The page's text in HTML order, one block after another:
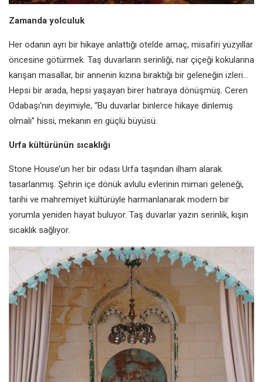
Zamanda yolculuk
Her odanın ayrı bir hikaye anlattığı otelde amaç, misafiri yüzyıllar
öncesine götürmek. Taş duvarların serinliği, nar çiçeği kokularına
karışan masallar, bir annenin kızına bıraktığı bir geleneğin izleri…
Hepsi bir arada, hepsi yaşayan birer hatıraya dönüşmüş. Ceren
Odabaşı'nın deyimiyle, “Bu duvarlar binlerce hikaye dinlemiş
olmalı” hissi, mekanın en güçlü büyüsü.
Urfa kültürünün sıcaklığı
Stone House’un her bir odası Urfa taşından ilham alarak
tasarlanmış. Şehrin içe dönük avlulu evlerinin mimari geleneği,
tarihi ve mahremiyet kültürüyle harmanlanarak modern bir
yorumla yeniden hayat buluyor. Taş duvarlar yazın serinlik, kışın
sıcaklık sağlıyor.